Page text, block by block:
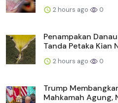
2 hours ago 0
Penampakan
Tanda Petaka Kian
2 hours ago 0
Trump
Mahkamah Agung,